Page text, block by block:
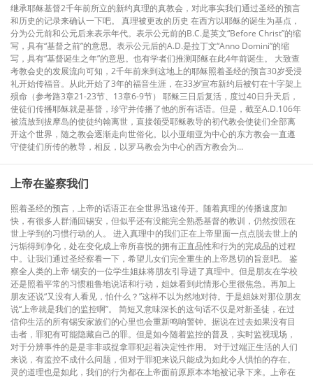
继承耶稣基督2千年前所立的新约真理的真教会，对此事实我们通过圣经的预言
和历史的记录来确认一下吧。 真理被更改的历史 在西方以耶稣的诞生为基点，
分为公元前和公元后来表示年代。表示公元前的B.C.是英文“Before Christ”的缩
写，具有“基督之前”的意思。表示公元后的A.D.是拉丁文“Anno Domini”的缩
写，具有“基督诞生之年”的意思。也有学者们推测耶稣在此4年前诞生。 大致查
考教会史的发展流向可知，2千年前来到这地上的耶稣照着圣经的预言30岁受浸
礼开始传福音。从此开始了3年的福音生涯，在33岁宣布新约后被钉在十字架上
殒命（参考路3章21-23节、13章6-9节） 耶稣三日后复活，度过40日升天后，
使徒们传播耶稣就是基督，珍守并传播了他的所有话语。但是，截至A.D.106年
被流放到拔摩岛的使徒约翰离世，直接领受耶稣教导的初代教会使徒们全部离
开这个世界，随之教会逐渐走向世俗化。以小亚细亚为中心的东方教会一直遵
守使徒们所传的教导，相反，以罗马教会为中心的西方教会为...
上帝在鉴察我们
照着圣经的预言，上帝的话语正在全世界迅速传开。随着真理的传播速度加
快，有很多人群涌回锡安，但似乎还有没能完全熟悉基督的教训，仍然按照在
世上学到的习惯行动的人。 进入真理中的我们正在上帝里面一点点脱去世上的
污垢得到净化，处在变化成上帝所喜悦的拥有正直品性和行为的完成品的过程
中。让我们通过圣经察看一下，希望儿女们完全重生的上帝恳切的旨意吧。 鉴
察全人类的上帝 锡安的一位学生姐妹将朋友引导进了真理中。但是朋友在学校
还是照着平常的习惯粗鲁地说话和行动，姐妹看到此情形心里很焦急。再加上
朋友还说“又没有人看见，怕什么？”这样不以为然地对待。于是姐妹对那位朋友
说“上帝就是我们的监控啊”。 简短又意味深长的这句话不仅是对新圣徒，在过
信仰生活的所有锡安家族们的心里也会重新鸣响警钟。据说在过去如果没有目
击者，罪犯有可能隐藏自己的罪。但是如今随着监控的普及，实时监视现场，
对于分辨事件的是是非非或捉拿罪犯起着决定性作用。 对于过端正生活的人们
来说，有监控不成什么问题，但对于罪犯来说只能成为如此令人惧怕的存在。
灵的道理也是如此，我们的行为都在上帝面前原原本本地被记录下来。上帝在